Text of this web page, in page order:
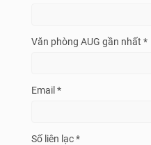
Văn phòng AUG gần nhất *
Email *
Số liên lạc *